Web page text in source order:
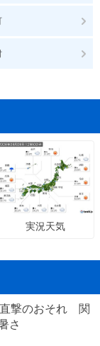
実況天気
撃のおそれ 関
さ